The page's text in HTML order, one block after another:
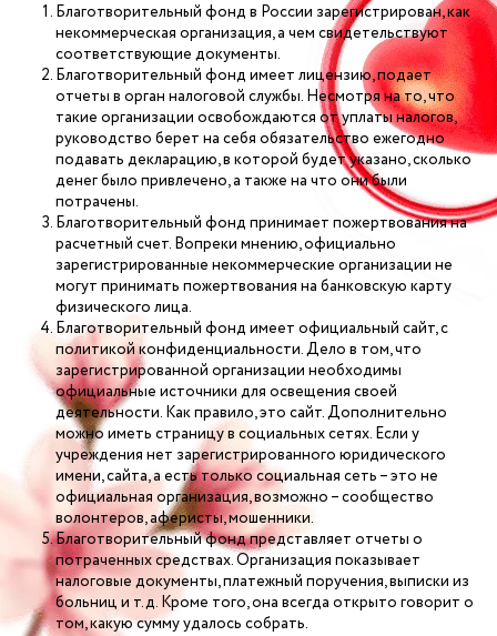
Благотворительный фонд в России зарегистрирован, как
некоммерческая организация, а чем свидетельствуют
соответствующие документы.
Благотворительный фонд имеет лицензию, подает
отчеты в орган налоговой службы. Несмотря на то, что
такие организации освобождаются от уплаты налогов,
руководство берет на себя обязательство ежегодно
подавать декларацию, в которой будет указано, сколько
денег было привлечено, а также на что они были
потрачены.
Благотворительный фонд принимает пожертвования на
расчетный счет. Вопреки мнению, официально
зарегистрированные некоммерческие организации не
могут принимать пожертвования на банковскую карту
физического лица.
Благотворительный фонд имеет официальный сайт, с
политикой конфиденциальности. Дело в том, что
зарегистрированной организации необходимы
официальные источники для освещения своей
деятельности. Как правило, это сайт. Дополнительно
можно иметь страницу в социальных сетях. Если у
учреждения нет зарегистрированного юридического
имени, сайта, а есть только социальная сеть – это не
официальная организация, возможно – сообщество
волонтеров, аферисты, мошенники.
Благотворительный фонд представляет отчеты о
потраченных средствах. Организация показывает
налоговые документы, платежный поручения, выписки из
больниц и т.д. Кроме того, она всегда открыто говорит о
том, какую сумму удалось собрать.